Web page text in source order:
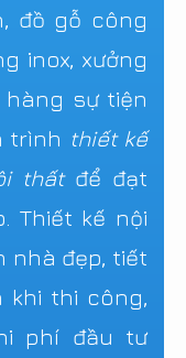
đồ gỗ công
inox, xưởng
sự tiện
trình thiết kế
thấtđể đạt
Thiết kế nội
nhà đẹp, tiết
khi thi công,
phí đầu tư